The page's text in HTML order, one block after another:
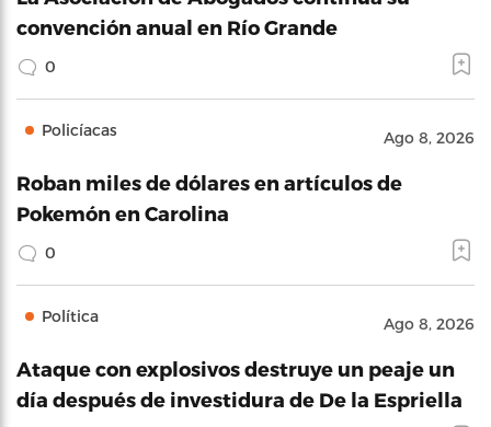
convención anual en Río Grande
0
Policíacas Ago 8, 2026
Roban miles de dólares en artículos de
Pokemón en Carolina
0
Política Ago 8, 2026
Ataque con explosivos destruye un peaje un
día después de investidura de De la Espriella